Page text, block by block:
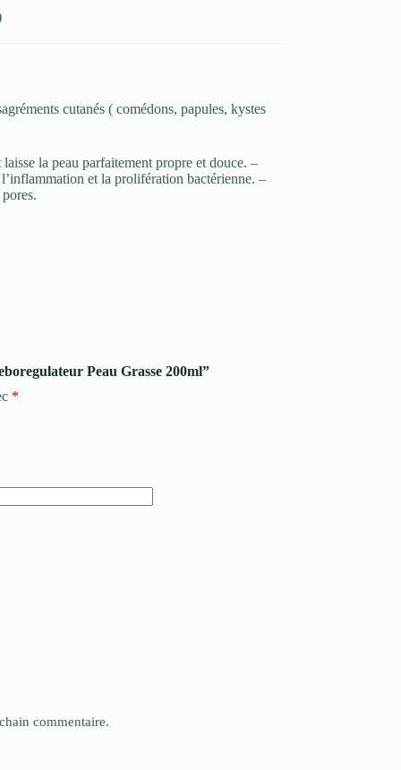
cutanés ( comédons, papules, kystes
la peau parfaitement propre et douce. –
et la prolifération bactérienne. –
Peau Grasse 200ml”
*
commentaire.